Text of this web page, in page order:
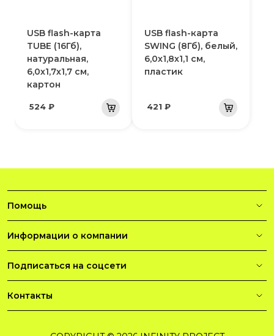
USB flash-карта
TUBE (16Гб),
натуральная,
6,0х1,7х1,7 см,
картон
524 ₽
USB flash-карта
SWING (8Гб), белый,
6,0х1,8х1,1 см,
пластик
421 ₽
Помощь
Информации о компании
Подписаться на соцсети
Контакты